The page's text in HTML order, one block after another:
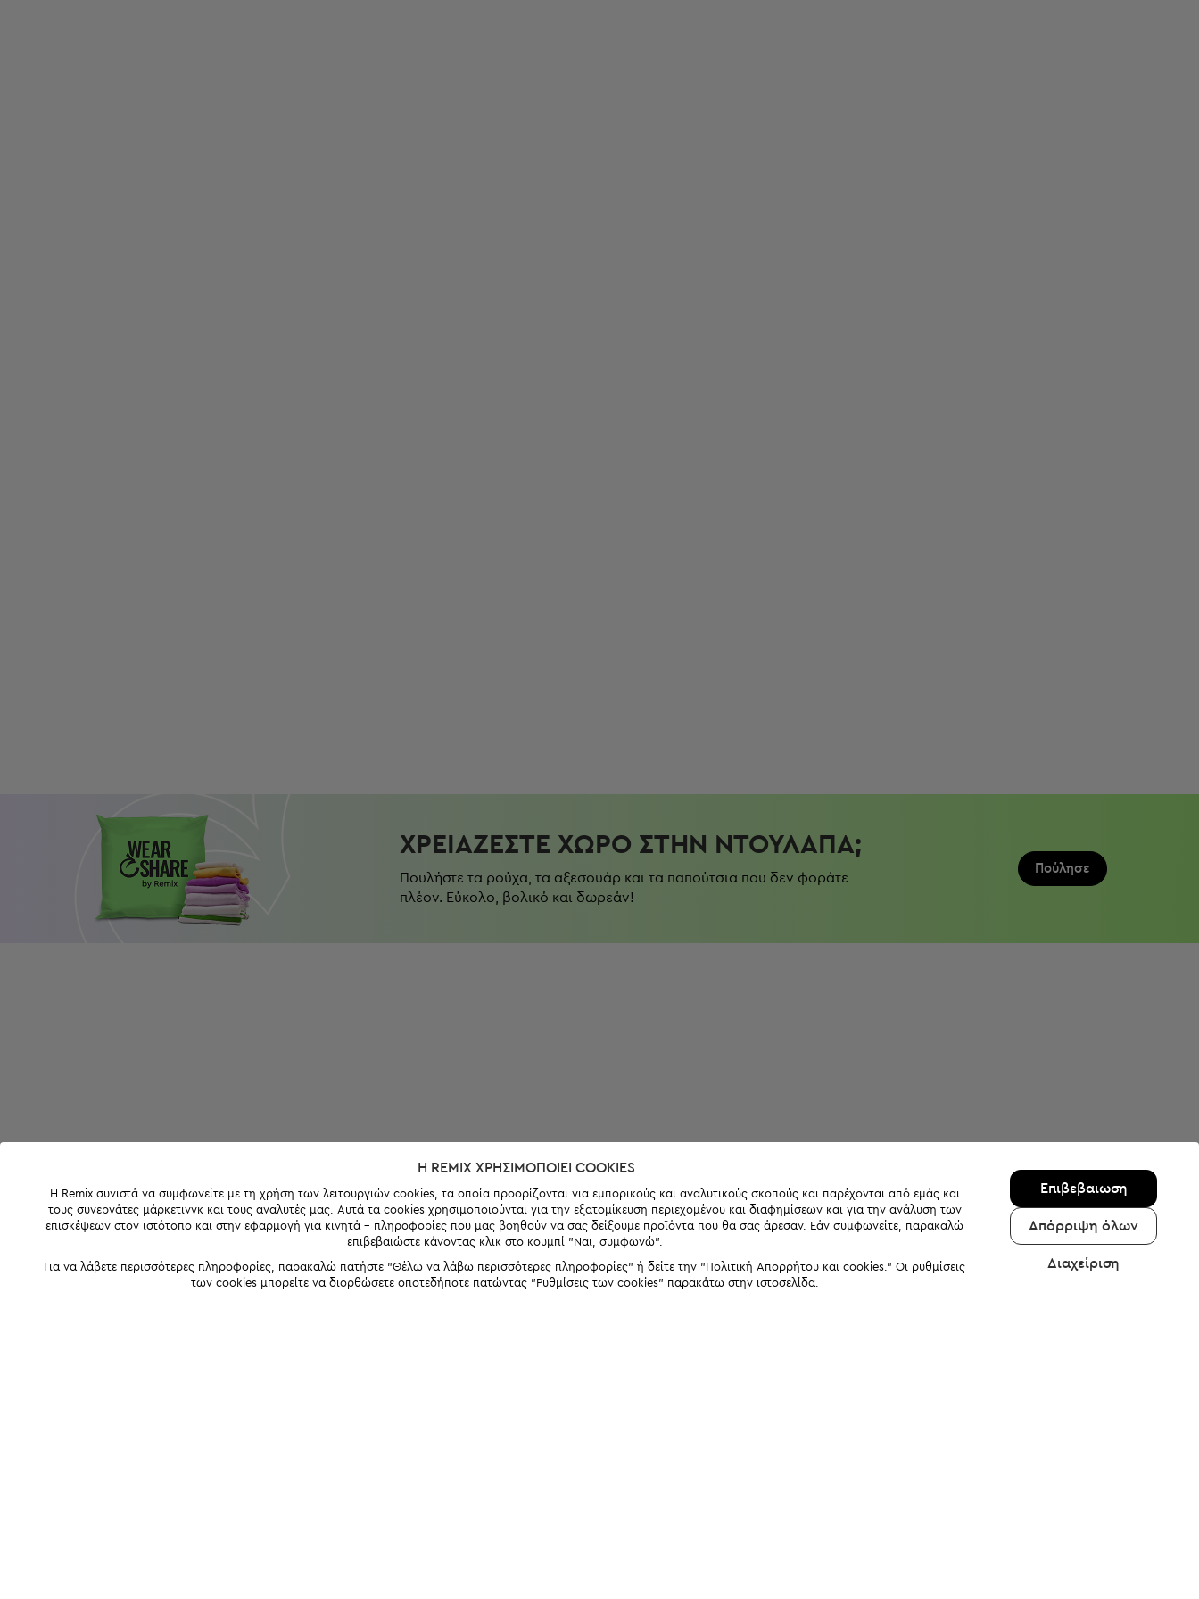
ΧΡΕΙΆΖΕΣΤΕ ΧΏΡΟ ΣΤΗΝ ΝΤΟΥΛΆΠΑ;
Πουλήστε τα ρούχα, τα αξεσουάρ και τα παπούτσια που δεν φοράτε
πλέον. Εύκολο, βολικό και δωρεάν!
Πούλησε
Η REMIX ΧΡΗΣΙΜΟΠΟΙΕΊ COOKIES
Η Remix συνιστά να συμφωνείτε με τη χρήση των λειτουργιών cookies, τα οποία προορίζονται για εμπορικούς και αναλυτικούς σκοπούς και παρέχονται από εμάς και
τους συνεργάτες μάρκετινγκ και τους αναλυτές μας. Αυτά τα cookies χρησιμοποιούνται για την εξατομίκευση περιεχομένου και διαφημίσεων και για την ανάλυση των
επισκέψεων στον ιστότοπο και στην εφαρμογή για κινητά - πληροφορίες που μας βοηθούν να σας δείξουμε προϊόντα που θα σας άρεσαν. Εάν συμφωνείτε, παρακαλώ
επιβεβαιώστε κάνοντας κλικ στο κουμπί "Ναι, συμφωνώ".
Για να λάβετε περισσότερες πληροφορίες, παρακαλώ πατήστε "Θέλω να λάβω περισσότερες πληροφορίες" ή δείτε την "Πολιτική Απορρήτου και cookies." Οι ρυθμίσεις
των cookies μπορείτε να διορθώσετε οποτεδήποτε πατώντας "Ρυθμίσεις των cookies" παρακάτω στην ιστοσελίδα.
Επιβεβαιωση
Απόρριψη όλων
Διαχείριση